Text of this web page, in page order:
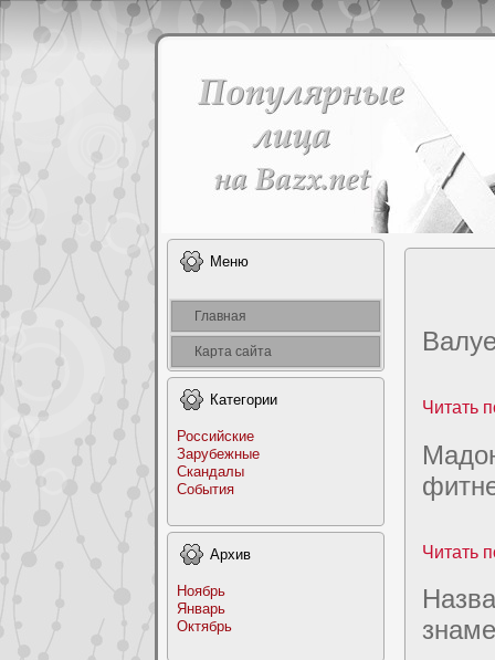
Меню
Главная
Карта сайта
Категоpии
Российские
Заpyбежные
Скандалы
События
Архив
Ноябрь
Январь
Октябрь
Читать
Читать